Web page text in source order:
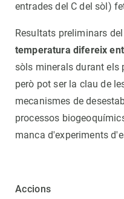
entrades del C del sòl)
Resultats preliminars
temperatura difereix
sòls minerals durant els
però pot ser la clau de
mecanismes de
processos
manca d'experiments
Accions